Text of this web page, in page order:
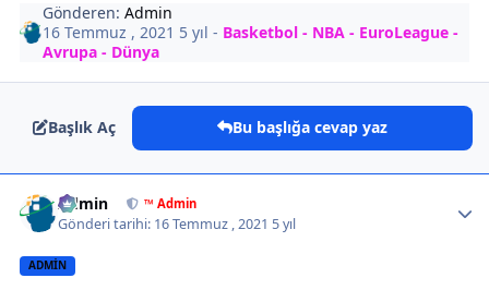
Gönderen:Admin
16 Temmuz , 2021 5 yıl - Basketbol - NBA - EuroLeague -
Avrupa - Dünya
Başlık Aç Bu başlığa cevap yaz
Admin ™ Admin
Gönderi tarihi: 16 Temmuz , 2021 5 yıl
ADMIN